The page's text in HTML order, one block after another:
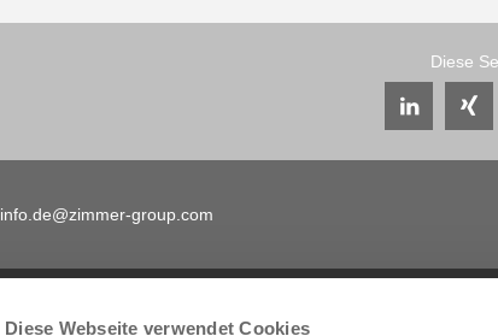
Diese Webseite verwendet Cookies
Diese
info.de@zimmer-group.com